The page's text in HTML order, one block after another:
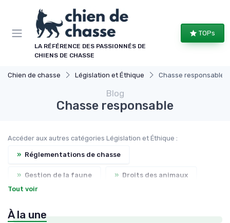
LA RÉFÉRENCE DES PASSIONNÉS DE
CHIENS DE CHASSE
TOPs
Chien de chasse Législation et Éthique Chasse responsable
Blog
Chasse responsable
Accéder aux autres catégories Législation et Éthique :
» Réglementations de chasse
» Gestion de la faune » Droits des animaux
Tout voir
À la une
Panneau de gestion des cookies